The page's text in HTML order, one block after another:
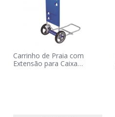
Carrinho de Praia com
Extensão para Caixa
Térmica Azul Mor